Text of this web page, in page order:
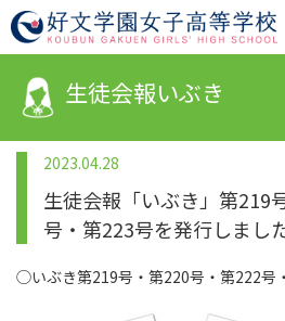
生徒会報いぶき
2023.04.28
生徒会報「いぶき」第219
号・第223号を発行しました
◯いぶき第219号・第220号・第222号